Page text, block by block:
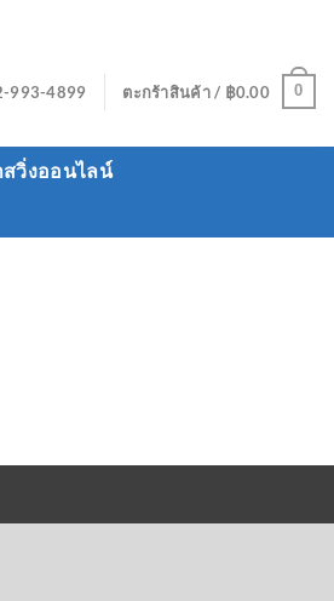
993-4899 ตะกร้าสินค้า / ฿0.00 0
วิ่งออนไลน์